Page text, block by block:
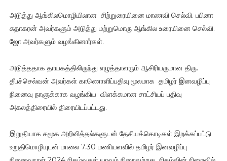
அடுத்து ஆங்கிலமொழியிலான சிற்றுரையினை மாணவி செல்வி. பபினா
சுதாகரன் அவர்களும் அடுத்து மற்றுமொரு ஆங்கில உரையினை செல்வி.
ஜோ அவர்களும் வழங்கினார்கள்.
அடுத்ததாக தாயகத்திலிருந்து எழுத்தாளரும் ஆசிரியருமான திரு.
தீபச்செல்வன் அவர்கள் காணொளிப்பதிவு.மூலமாக தமிழர் இனவழிப்பு
நினைவு நாளுக்காக வழங்கிய விளக்கமான சாட்சியப் பதிவு
அகலத்திரையில் திரையிடப்பட்டது.
இறுதியாக சமூக அறிவித்தல்களுடன் தேசியக்கொடிகள் இறக்கப்பட்டு
உறுதிமொழியுடன் மாலை 7.30 மணியளவில் தமிழர் இனவழிப்பு